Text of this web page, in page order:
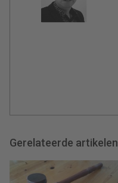
Gerelateerde artikelen